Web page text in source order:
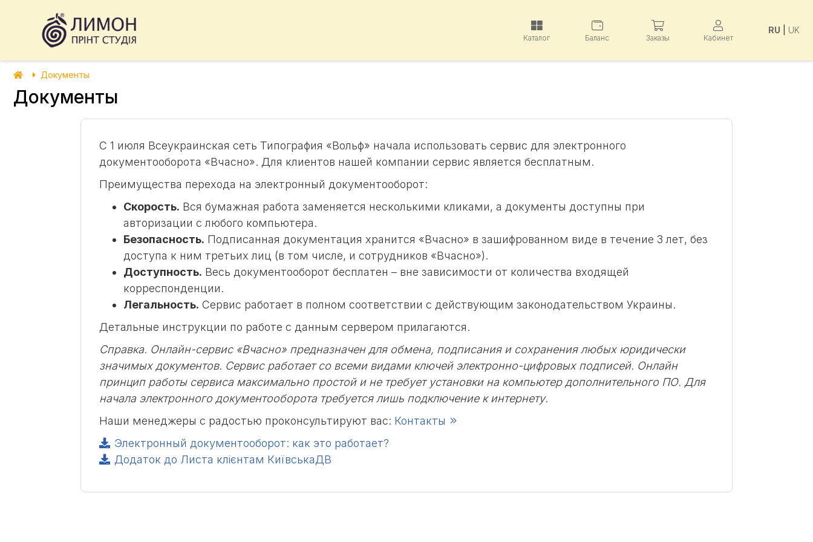
Каталог Баланс Заказы Кабинет
RU UK
Документы
Документы
С 1 июля Всеукраинская сеть Типография «Вольф» начала использовать cервис для электронного
документооборота «Вчасно». Для клиентов нашей компании сервис является бесплатным.
Преимущества перехода на электронный документооборот:
Скорость. Вся бумажная работа заменяется несколькими кликами, а документы доступны при
авторизации с любого компьютера.
Безопасность. Подписанная документация хранится «Вчасно» в зашифрованном виде в течение 3 лет, без
доступа к ним третьих лиц (в том числе, и сотрудников «Вчасно»).
Доступность. Весь документооборот бесплатен – вне зависимости от количества входящей
корреспонденции.
Легальность. Сервис работает в полном соответствии с действующим законодательством Украины.
Детальные инструкции по работе с данным сервером прилагаются.
Справка. Онлайн-сервис «Вчасно» предназначен для обмена, подписания и сохранения любых юридически
значимых документов. Сервис работает со всеми видами ключей электронно-цифровых подписей. Онлайн
принцип работы сервиса максимально простой и не требует установки на компьютер дополнительного ПО. Для
начала электронного документооборота требуется лишь подключение к интернету.
Наши менеджеры с радостью проконсультируют вас: Контакты
Электронный документооборот: как это работает?
Додаток до Листа клієнтам КиївськаДВ